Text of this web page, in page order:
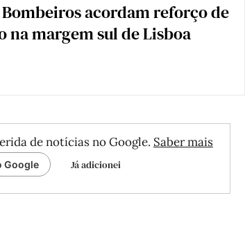
Bombeiros acordam reforço de
na margem sul de Lisboa
de notícias no Google. Saber mais
Google Já adicionei